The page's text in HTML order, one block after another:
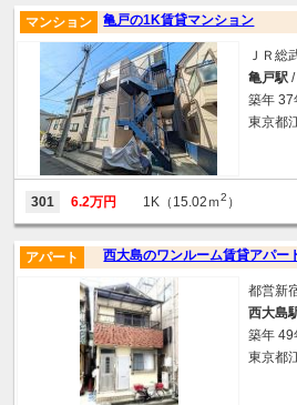
亀戸の1K賃貸マンション
マンション
ＪＲ総
亀戸駅
築年 37
東京都
301 6.2万円 1K（15.02ｍ2 ）
西大島のワンルーム賃貸アパー
アパート
都営新
西大島
築年 49
東京都